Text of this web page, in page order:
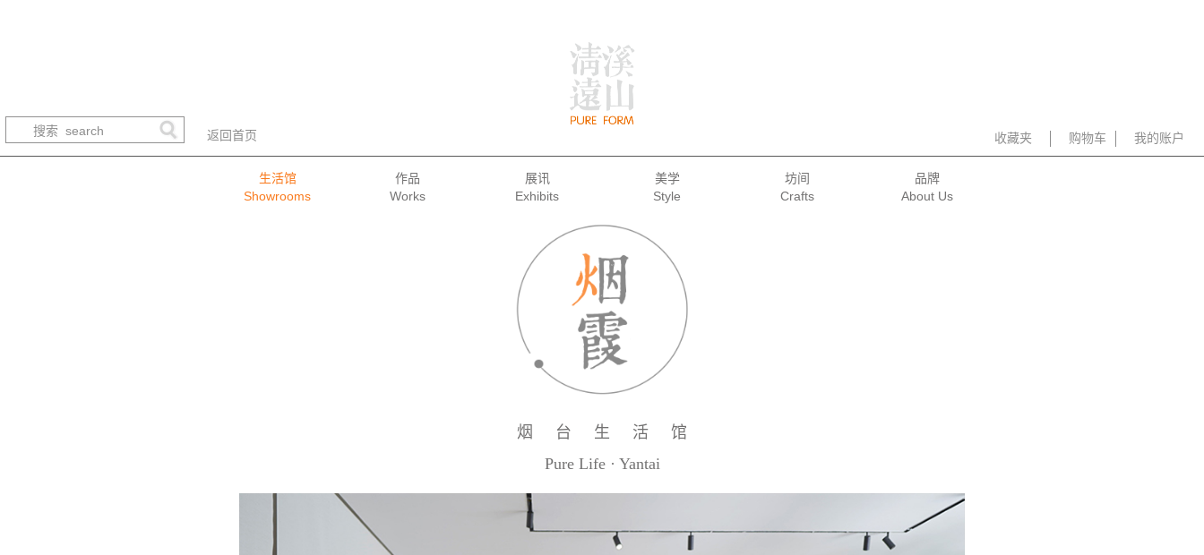
返回首页 收藏夹 购物车 我的账户
生活馆 作品 展讯 美学 坊间 品牌
烟 台 生 活 馆
Pure Life · Yantai